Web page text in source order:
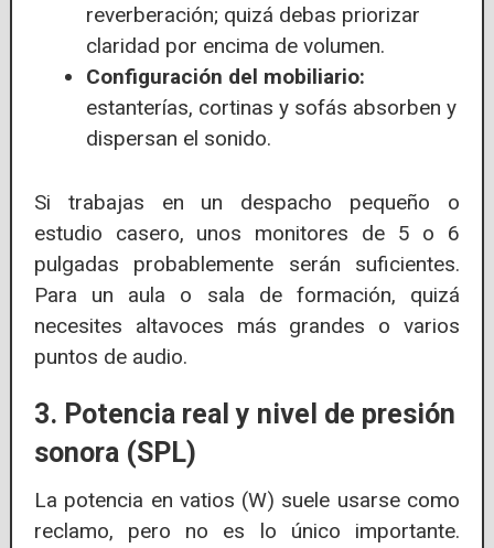
reverberación; quizá debas priorizar
claridad por encima de volumen.
Configuración del mobiliario:
estanterías, cortinas y sofás absorben y
dispersan el sonido.
Si trabajas en un despacho pequeño o
estudio casero, unos monitores de 5 o 6
pulgadas probablemente serán suficientes.
Para un aula o sala de formación, quizá
necesites altavoces más grandes o varios
puntos de audio.
3. Potencia real y nivel de presión
sonora (SPL)
La potencia en vatios (W) suele usarse como
reclamo, pero no es lo único importante.